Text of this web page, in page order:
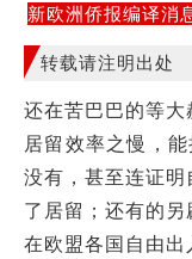
新欧洲侨报编译消
转载请注明出处
还在苦巴巴的等
居留效率之慢，
没有，甚至连证
了居留；还有的
在欧盟各国自由